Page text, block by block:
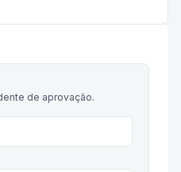
de aprovação.